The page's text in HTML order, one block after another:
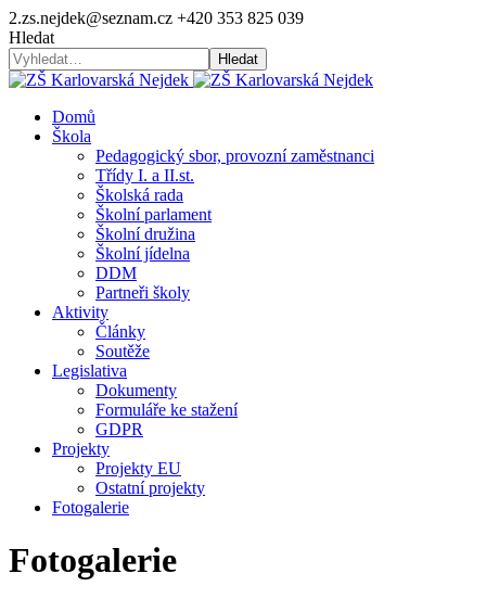
2.zs.nejdek@seznam.cz +420 353 825 039
Hledat
Hledat
Domů
Škola
Pedagogický sbor, provozní zaměstnanci
Třídy I. a II.st.
Školská rada
Školní parlament
Školní družina
Školní jídelna
DDM
Partneři školy
Aktivity
Články
Soutěže
Legislativa
Dokumenty
Formuláře ke stažení
GDPR
Projekty
Projekty EU
Ostatní projekty
Fotogalerie
Fotogalerie